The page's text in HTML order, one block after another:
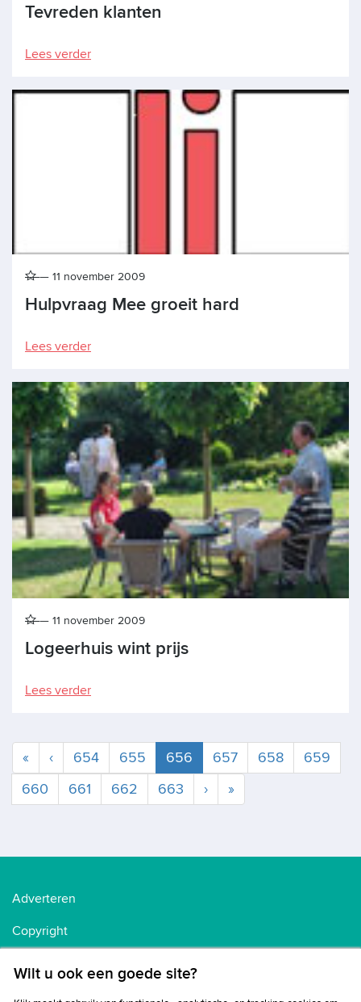
Tevreden klanten
Lees verder
Hulpvraag Mee groeit hard
11 november 2009
Lees verder
Logeerhuis wint prijs
11 november 2009
Lees verder
« ‹ 654 655 656 Huidige
657 658
659
660
661 662 663 › »
Adverteren
Copyright
Cookiebeleid
Wilt u ook een goede site?